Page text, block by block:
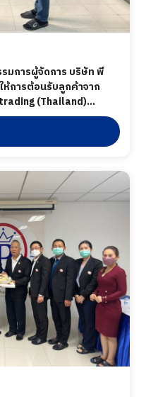
การต้อนรับลูกค้าจาก
เข้าเยี่ยมชม
ควบคุมคุณภาพ พร้อม
าน New model ในวันที่ 2